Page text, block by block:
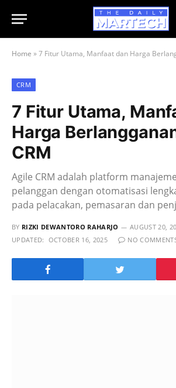
Home »7 Fitur Utama, Manfaat dan Harga
CRM
7 Fitur Utama,
Harga
CRM
Agile CRM adalah platform
pelanggan dengan otomatisasi
pada pelacakan, pemasaran dan
BY RIZKI DEWANTORO RAHARJO
AUGUST 20,
UPDATED: OCTOBER 16, 2025 NO